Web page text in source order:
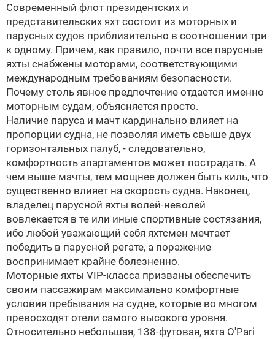
Современный флот президентских и
представительских яхт состоит из моторных и
парусных судов приблизительно в соотношении три
к одному. Причем, как правило, почти все парусные
яхты снабжены моторами, соответствующими
международным требованиям безопасности.
Почему столь явное предпочтение отдается именно
моторным судам, объясняется просто.
Наличие паруса и мачт кардинально влияет на
пропорции судна, не позволяя иметь свыше двух
горизонтальных палуб, - следовательно,
комфортность апартаментов может пострадать. А
чем выше мачты, тем мощнее должен быть киль, что
существенно влияет на скорость судна. Наконец,
владелец парусной яхты волей-неволей
вовлекается в те или иные спортивные состязания,
ибо любой уважающий себя яхтсмен мечтает
победить в парусной регате, а поражение
воспринимает крайне болезненно.
Моторные яхты VIP-класса призваны обеспечить
своим пассажирам максимально комфортные
условия пребывания на судне, которые во многом
превосходят отели самого высокого уровня.
Относительно небольшая, 138-футовая, яхта O'Pari